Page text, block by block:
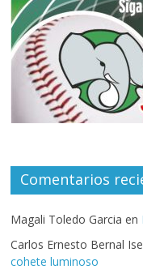
Comentarios
Magali Toledo Garcia en
Carlos Ernesto Bernal
cohete luminoso